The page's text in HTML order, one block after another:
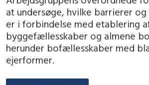
at undersøge, hvilke barrierer
er i forbindelse med etablering
byggefællesskaber og almene
herunder bofællesskaber med
ejerformer.